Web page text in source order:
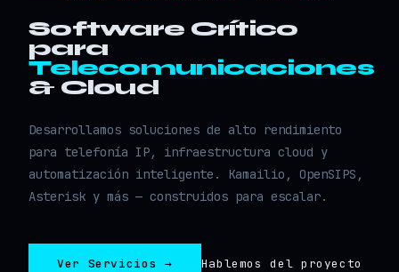
Software Crítico
para
Telecomunicaciones
& Cloud
Desarrollamos soluciones de alto rendimiento
para telefonía IP, infraestructura cloud y
automatización inteligente. Kamailio, OpenSIPS,
Asterisk y más — construidos para escalar.
Ver Servicios → Hablemos del proyecto